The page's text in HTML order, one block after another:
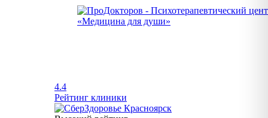
4.4
Рейтинг клиники